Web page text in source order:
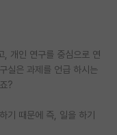
, 개인 연구를 중심으로 연
실은 과제를 언급 하시는
?
기 때문에 즉, 일을 하기